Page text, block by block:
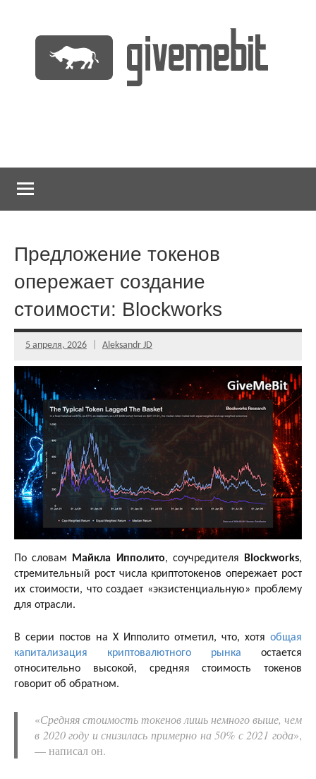
содержимому
Предложение токенов
опережает создание
стоимости: Blockworks
5 апреля, 2026 Aleksandr JD
По словам Майкла Ипполито, соучредителя Blockworks,
стремительный рост числа криптотокенов опережает рост
их стоимости, что создает «экзистенциальную» проблему
для отрасли.
В серии постов на X Ипполито отметил, что, хотя общая
капитализация криптовалютного рынка остается
относительно высокой, средняя стоимость токенов
говорит об обратном.
«Средняя стоимость токенов лишь немного выше, чем
в 2020 году и снизилась примерно на 50% с 2021 года»,
— написал он.